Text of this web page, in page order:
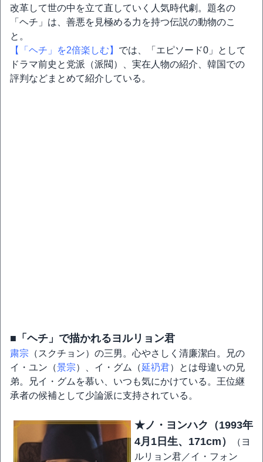
改革して世の中を立て直していく人気時代劇。題名の
「ヘチ」は、善悪を見極める力を持つ伝説の動物のこ
と。
【「ヘチ」を2倍楽しむ】 では、「エピソード0」として
ドラマ前史と党派（派閥）、実在人物の紹介、韓国での
評判などまとめて紹介している。
■「ヘチ」で描かれるヨルリョン君
粛宗 （スクチョン）の三男。心やさしく清廉潔白。兄の
イ・ユン（景宗）、イ・グム（延礽君）とは母違いの兄
弟。兄イ・グムを慕い、いつも気にかけている。王位継
承者の候補として少論派に支持されている。
★ノ・ヨンハク（1993年
4月1日生、171cm）
（ヨ
ルリョン君／イ・フォン